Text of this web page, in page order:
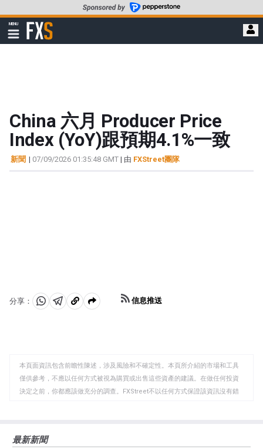
至
要
MENU
顯
示
FXStreet
China 六月 Producer Price
Index (YoY)跟預期4.1%一致
新聞 | 07/09/2026 01:35:48 GMT | 由 FXStreet團隊
分享：
分 分 複
板
信息推送
本頁面資訊包含前瞻性陳述，涉及風險和不確定性。本頁所介紹的市場和工具
僅供參考，不應以任何方式被視為購買或出售這些資產的建議。在做任何投資
決定之前，你都應該做充分的調查。FXStreet不以任何方式保證該資訊沒有錯
觀點，並不代表FXStreet或其廣告商的官方政策或立場。作者不對本頁連結的
最新新聞